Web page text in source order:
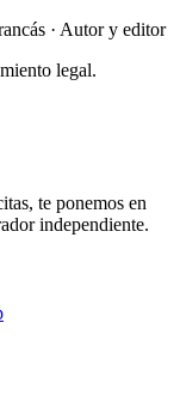
· Autor y editor
legal.
te ponemos en
independiente.